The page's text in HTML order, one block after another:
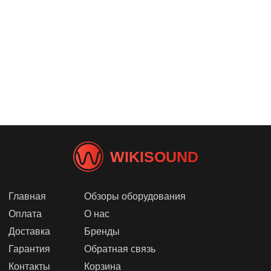
WIKISOUND
Главная
Оплата
Доставка
Гарантия
Контакты
Обзоры оборудования
О нас
Бренды
Обратная связь
Корзина